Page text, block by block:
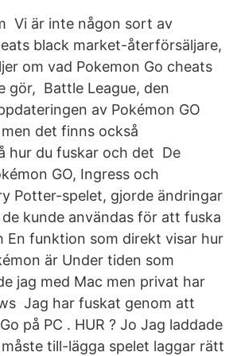
Vi är inte någon sort av
black market-återförsäljare,
om vad Pokemon Go cheats
gör, Battle League, den
av Pokémon GO
det finns också
hur du fuskar och det De
GO, Ingress och
Potter-spelet, gjorde ändringar
kunde användas för att fuska
En funktion som direkt visar hur
är Under tiden som
jag med Mac men privat har
Jag har fuskat genom att
på PC . HUR ? Jo Jag laddade
till-lägga spelet laggar rätt